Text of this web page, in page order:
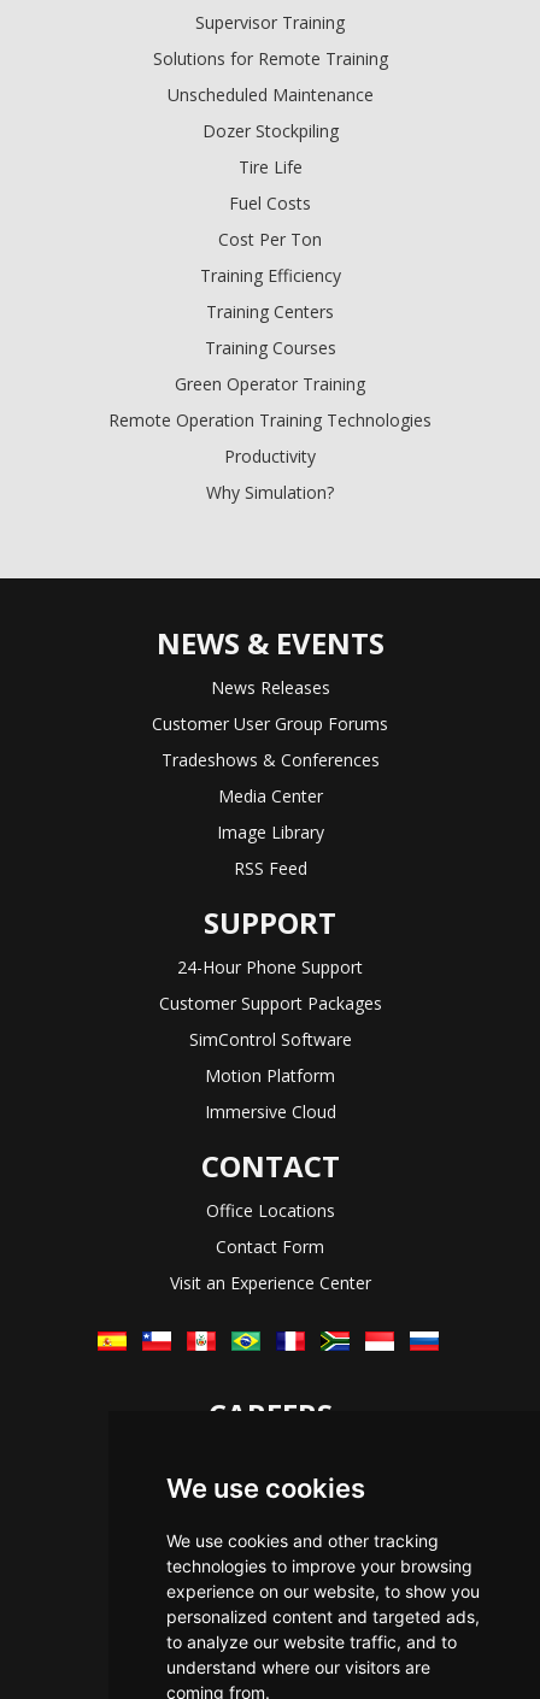
We use cookies
We use cookies and other tracking
technologies to improve your browsing
experience on our website, to show you
personalized content and targeted ads,
to analyze our website traffic, and to
understand where our visitors are
coming from.
Supervisor Training
Solutions for Remote Training
Unscheduled Maintenance
Dozer Stockpiling
Tire Life
Fuel Costs
Cost Per Ton
Training Efficiency
Training Centers
Training Courses
Green Operator Training
Remote Operation Training Technologies
Productivity
Why Simulation?
NEWS & EVENTS
News Releases
Customer User Group Forums
Tradeshows & Conferences
Media Center
Image Library
RSS Feed
SUPPORT
24-Hour Phone Support
Customer Support Packages
SimControl Software
Motion Platform
Immersive Cloud
CONTACT
Office Locations
Contact Form
Visit an Experience Center
CAREERS
The Immersive Way
Benefits You Receive
Applying For a Position
Equal Opportunity